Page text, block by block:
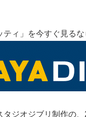
ィ」を今すぐ見るな
タジオジブリ制作の